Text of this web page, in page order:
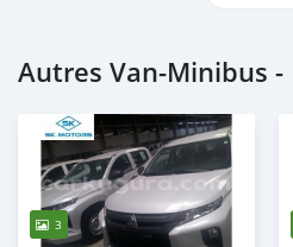
Autres Van‒Minibus
3